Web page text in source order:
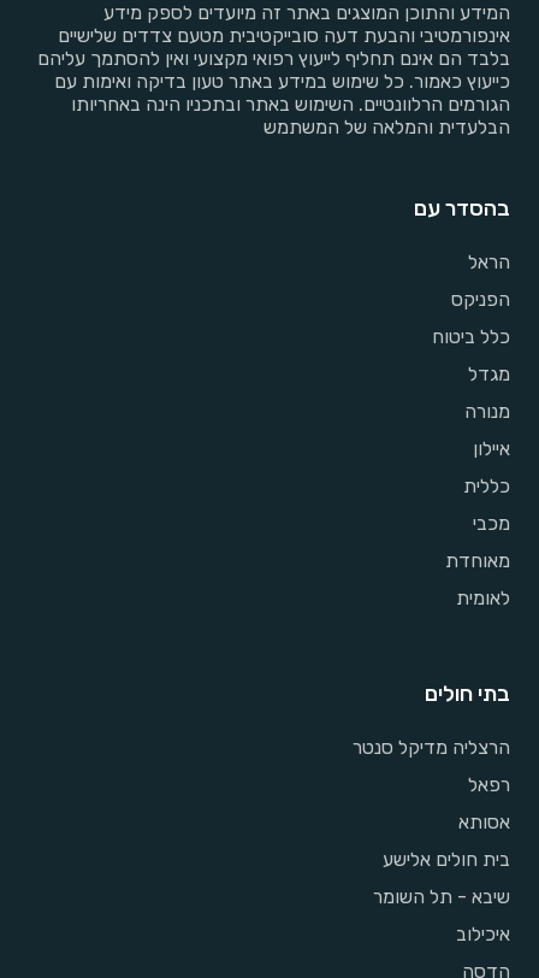
המידע והתוכן המוצגים באתר זה מיועדים לספק מידע
אינפורמטיבי והבעת דעה סובייקטיבית מטעם צדדים שלישיים
בלבד הם אינם תחליף לייעוץ רפואי מקצועי ואין להסתמך עליהם
כייעוץ כאמור. כל שימוש במידע באתר טעון בדיקה ואימות עם
הגורמים הרלוונטיים. השימוש באתר ובתכניו הינה באחריותו
הבלעדית והמלאה של המשתמש
בהסדר עם
הראל
הפניקס
כלל ביטוח
מגדל
מנורה
איילון
כללית
מכבי
מאוחדת
לאומית
בתי חולים
הרצליה מדיקל סנטר
רפאל
אסותא
בית חולים אלישע
שיבא - תל השומר
איכילוב
הדסה